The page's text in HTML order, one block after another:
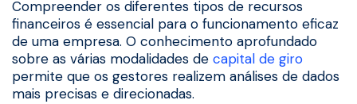
Compreender os diferentes tipos de recursos
financeiros é essencial para o funcionamento eficaz
de uma empresa. O conhecimento aprofundado
sobre as várias modalidades de capital de giro
permite que os gestores realizem análises de dados
mais precisas e direcionadas.